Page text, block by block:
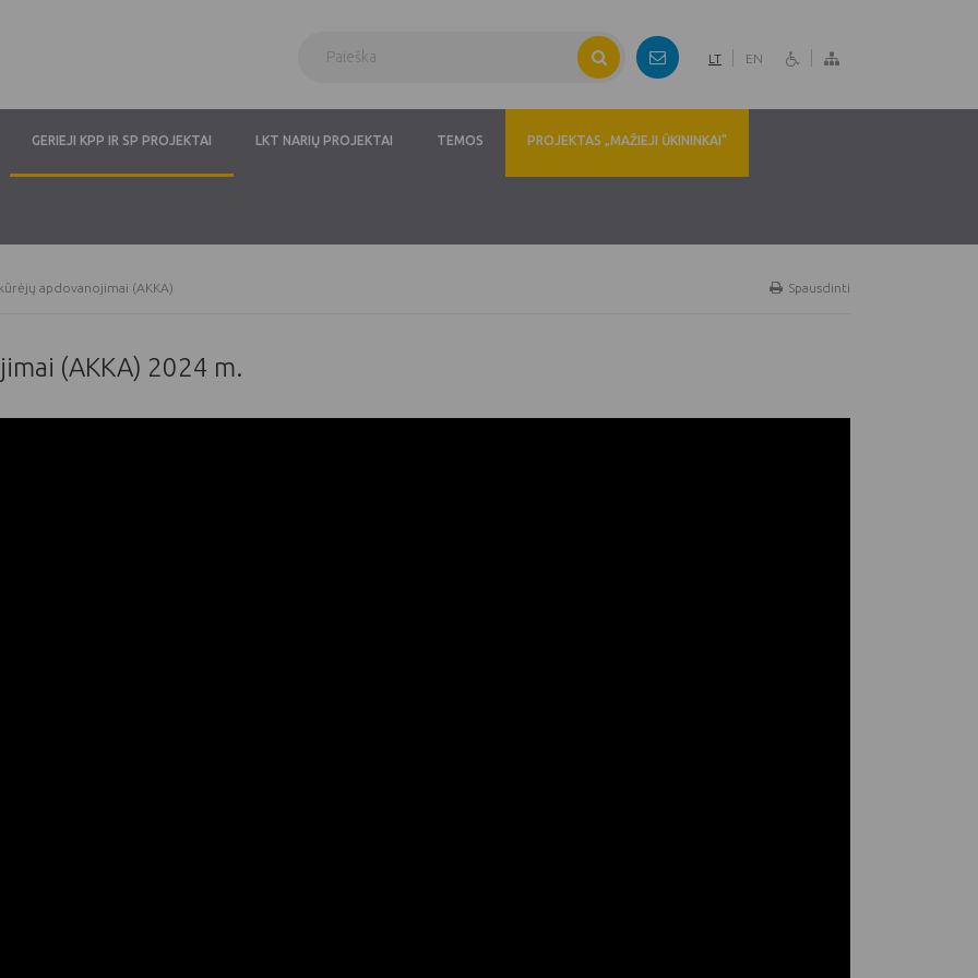
LT EN
GERIEJI KPP IR SP PROJEKTAI LKT NARIŲ PROJEKTAI TEMOS PROJEKTAS „MAŽIEJI ŪKININKAI“
apdovanojimai (AKKA) Spausdinti
(AKKA) 2024 m.